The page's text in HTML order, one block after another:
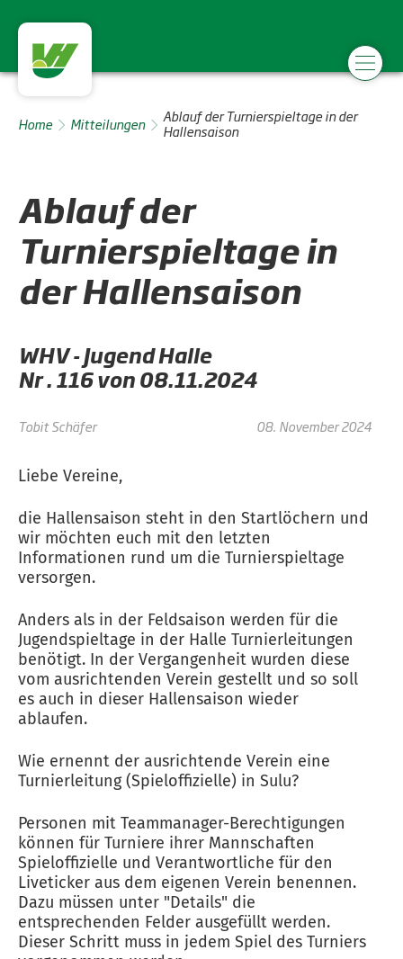
Home Mitteilungen
Ablauf der Turnierspieltage in der
Hallensaison
Ablauf der
Turnierspieltage in
der Hallensaison
WHV - Jugend Halle
Nr . 116 von 08.11.2024
Tobit Schäfer 08. November 2024
Liebe Vereine,
die Hallensaison steht in den Startlöchern und
wir möchten euch mit den letzten
Informationen rund um die Turnierspieltage
versorgen.
Anders als in der Feldsaison werden für die
Jugendspieltage in der Halle Turnierleitungen
benötigt. In der Vergangenheit wurden diese
vom ausrichtenden Verein gestellt und so soll
es auch in dieser Hallensaison wieder
ablaufen.
Wie ernennt der ausrichtende Verein eine
Turnierleitung (Spieloffizielle) in Sulu?
Personen mit Teammanager-Berechtigungen
können für Turniere ihrer Mannschaften
Spieloffizielle und Verantwortliche für den
Liveticker aus dem eigenen Verein benennen.
Dazu müssen unter "Details" die
entsprechenden Felder ausgefüllt werden.
Dieser Schritt muss in jedem Spiel des Turniers